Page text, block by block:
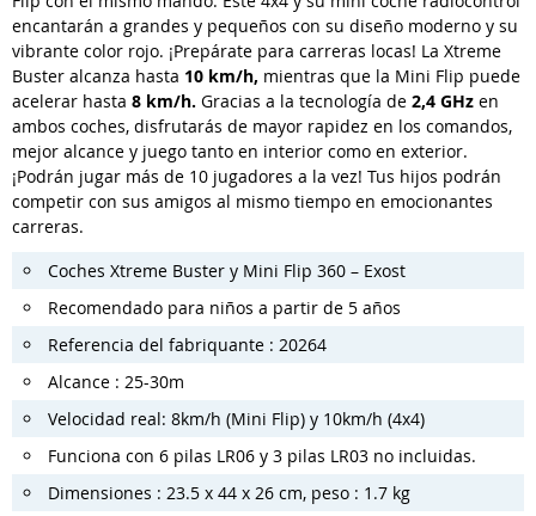
encantarán a grandes y pequeños con su diseño moderno y su
vibrante color rojo. ¡Prepárate para carreras locas! La Xtreme
Buster alcanza hasta 10 km/h, mientras que la Mini Flip puede
acelerar hasta 8 km/h. Gracias a la tecnología de 2,4 GHz en
ambos coches, disfrutarás de mayor rapidez en los comandos,
mejor alcance y juego tanto en interior como en exterior.
¡Podrán jugar más de 10 jugadores a la vez! Tus hijos podrán
competir con sus amigos al mismo tiempo en emocionantes
carreras.
Coches Xtreme Buster y Mini Flip 360 – Exost
Recomendado para niños a partir de 5 años
Referencia del fabriquante : 20264
Alcance : 25-30m
Velocidad real: 8km/h (Mini Flip) y 10km/h (4x4)
Funciona con 6 pilas LR06 y 3 pilas LR03 no incluidas.
Dimensiones : 23.5 x 44 x 26 cm, peso : 1.7 kg